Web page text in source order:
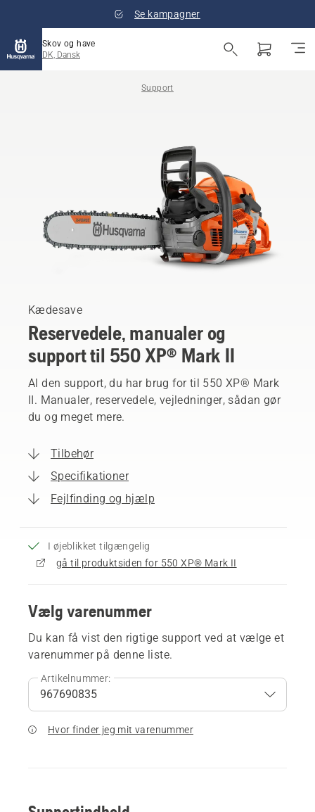
Se kampagner
Skov og have
DK, Dansk
Support
Kædesave
Reservedele, manualer og
support til 550 XP® Mark II
Al den support, du har brug for til 550 XP® Mark
II. Manualer, reservedele, vejledninger, sådan gør
du og meget mere.
Tilbehør
Specifikationer
Fejlfinding og hjælp
I øjeblikket tilgængelig
gå til produktsiden for 550 XP® Mark II
Vælg varenummer
Du kan få vist den rigtige support ved at vælge et
varenummer på denne liste.
Artikelnummer:
Hvor finder jeg mit varenummer